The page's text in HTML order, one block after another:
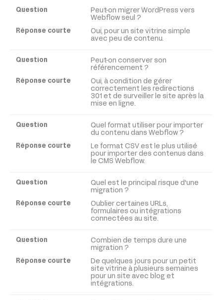
Question
Peut-on migrer WordPress vers
Webflow seul ?
Oui, pour un site vitrine simple
avec peu de contenu.
Peut-on conserver son
référencement ?
Oui, à condition de gérer
correctement les redirections
301 et de surveiller le site après la
mise en ligne.
Quel format utiliser pour importer
du contenu dans Webflow ?
Le format CSV est le plus utilisé
pour importer des contenus dans
le CMS Webflow.
Quel est le principal risque d'une
migration ?
Oublier certaines URLs,
formulaires ou intégrations
connectées au site.
Combien de temps dure une
migration ?
De quelques jours pour un petit
site vitrine à plusieurs semaines
pour un site avec blog et
intégrations.